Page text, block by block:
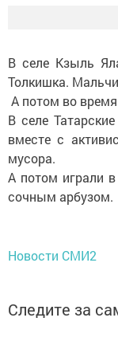
В селе Кзыль
Толкишка.
А потом во
В селе
вместе с
мусора.
А потом играли в
сочным арбузом.
Новости СМИ2
Следите за